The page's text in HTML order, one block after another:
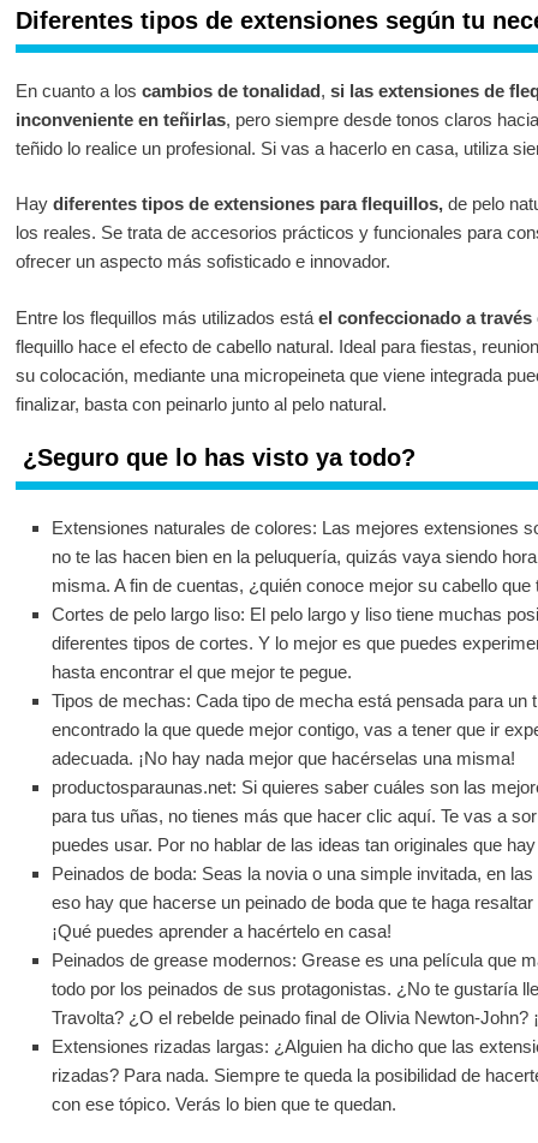
Diferentes tipos de extensiones según tu
En cuanto a los cambios de tonalidad, si las extensiones de
inconveniente en teñirlas, pero siempre desde tonos claros
teñido lo realice un profesional. Si vas a hacerlo en casa, utiliza
Hay diferentes tipos de extensiones para flequillos,de pelo
los reales. Se trata de accesorios prácticos y funcionales para
ofrecer un aspecto más sofisticado e innovador.
Entre los flequillos más utilizados está el confeccionado a
flequillo hace el efecto de cabello natural. Ideal para fiestas,
su colocación, mediante una micropeineta que viene integrada
finalizar, basta con peinarlo junto al pelo natural.
¿Seguro que lo has visto ya todo?
Extensiones naturales de colores: Las mejores extensiones
no te las hacen bien en la peluquería, quizás vaya siendo
misma. A fin de cuentas, ¿quién conoce mejor su cabello que
Cortes de pelo largo liso: El pelo largo y liso tiene muchas
diferentes tipos de cortes. Y lo mejor es que puedes
hasta encontrar el que mejor te pegue.
Tipos de mechas: Cada tipo de mecha está pensada para un
encontrado la que quede mejor contigo, vas a tener que ir
adecuada. ¡No hay nada mejor que hacérselas una misma!
productosparaunas.net: Si quieres saber cuáles son las
para tus uñas, no tienes más que hacer clic aquí. Te vas a
puedes usar. Por no hablar de las ideas tan originales que
Peinados de boda: Seas la novia o una simple invitada, en
eso hay que hacerse un peinado de boda que te haga
¡Qué puedes aprender a hacértelo en casa!
Peinados de grease modernos: Grease es una película que
todo por los peinados de sus protagonistas. ¿No te gustaría
Travolta? ¿O el rebelde peinado final de Olivia Newton-John?
Extensiones rizadas largas: ¿Alguien ha dicho que las
rizadas? Para nada. Siempre te queda la posibilidad de
con ese tópico. Verás lo bien que te quedan.